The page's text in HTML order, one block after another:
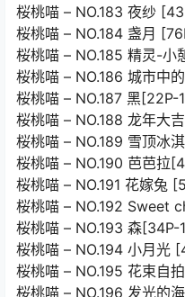
桜桃喵 – NO.183 夜纱
桜桃喵 – NO.184 盏月
桜桃喵 – NO.185 精灵-
桜桃喵 – NO.186 城市中
桜桃喵 – NO.187 黑[22P-
桜桃喵 – NO.188 龙年大
桜桃喵 – NO.189 雪顶冰
桜桃喵 – NO.190 芭芭拉
桜桃喵 – NO.191 花嫁兔
桜桃喵 – NO.192 Sweet
桜桃喵 – NO.193 森[34P-
桜桃喵 – NO.194 小月光
桜桃喵 – NO.195 花束自
桜桃喵 – NO.196 发光的